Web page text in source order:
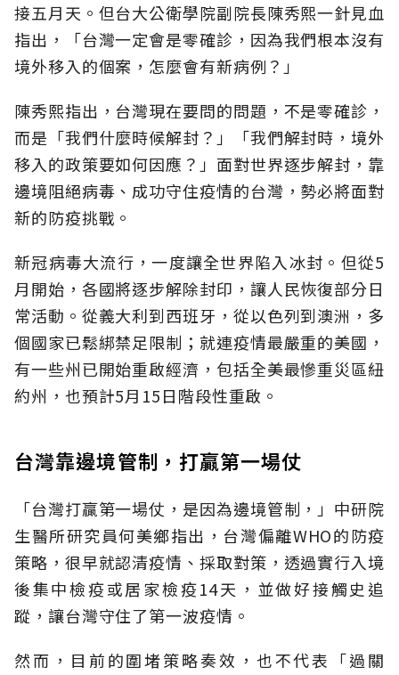
接五月天。但台大公衛學院副院長陳秀熙一針見血
指出，「台灣一定會是零確診，因為我們根本沒有
境外移入的個案，怎麼會有新病例？」
陳秀熙指出，台灣現在要問的問題，不是零確診，
而是「我們什麼時候解封？」「我們解封時，境外
移入的政策要如何因應？」面對世界逐步解封，靠
邊境阻絕病毒、成功守住疫情的台灣，勢必將面對
新的防疫挑戰。
新冠病毒大流行，一度讓全世界陷入冰封。但從5
月開始，各國將逐步解除封印，讓人民恢復部分日
常活動。從義大利到西班牙，從以色列到澳洲，多
個國家已鬆綁禁足限制；就連疫情最嚴重的美國，
有一些州已開始重啟經濟，包括全美最慘重災區紐
約州，也預計5月15日階段性重啟。
台灣靠邊境管制，打贏第一場仗
「台灣打贏第一場仗，是因為邊境管制，」中研院
生醫所研究員何美鄉指出，台灣偏離WHO的防疫
策略，很早就認清疫情、採取對策，透過實行入境
後集中檢疫或居家檢疫14天，並做好接觸史追
蹤，讓台灣守住了第一波疫情。
然而，目前的圍堵策略奏效，也不代表「過關